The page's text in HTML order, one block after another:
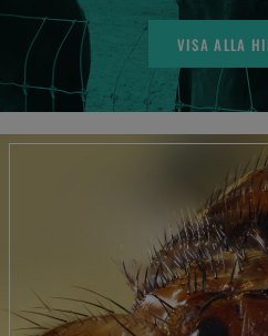
VISA ALLA